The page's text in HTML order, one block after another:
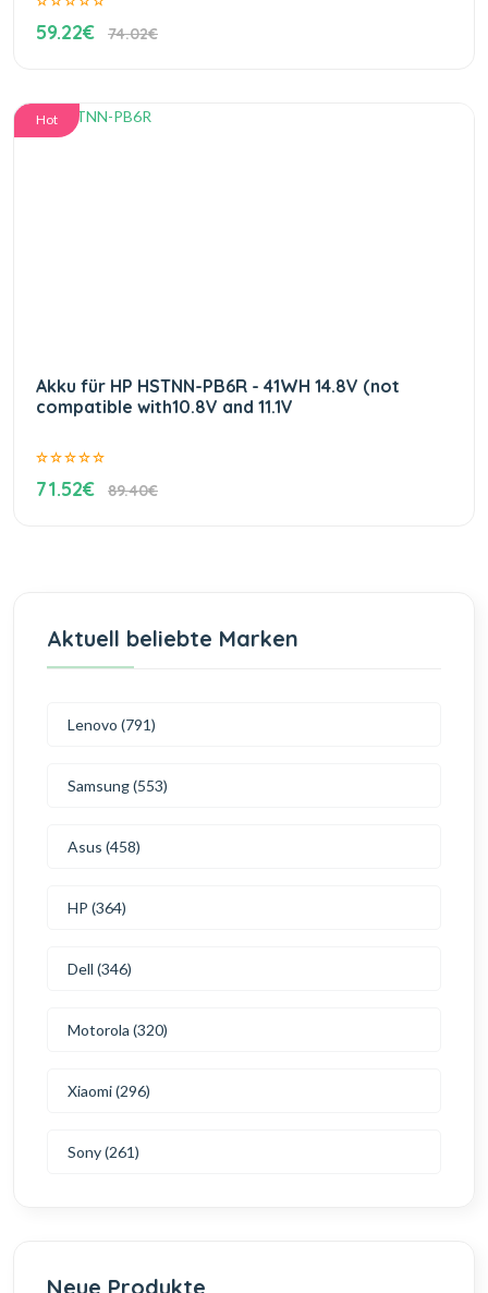
59.22€ 74.02€
Hot
Akku für HP HSTNN-PB6R - 41WH 14.8V (not
compatible with10.8V and 11.1V
71.52€ 89.40€
Aktuell beliebte Marken
Lenovo (791)
Samsung (553)
Asus (458)
HP (364)
Dell (346)
Motorola (320)
Xiaomi (296)
Sony (261)
Neue Produkte